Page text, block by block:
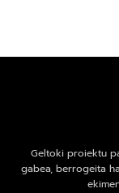
Geltoki proiektu
gabea, berrogeita